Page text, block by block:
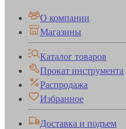
О компании
Магазины
Каталог товаров
Прокат инструмента
Распродажа
Избранное
Доставка и подъем